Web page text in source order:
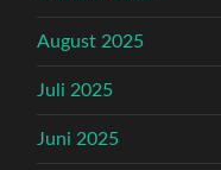
August 2025
Juli 2025
Juni 2025